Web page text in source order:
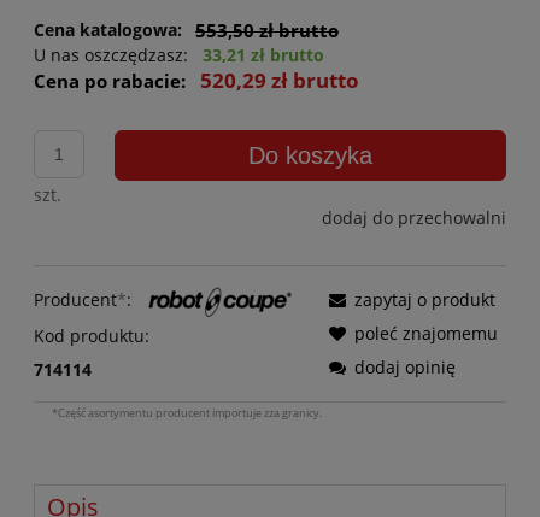
Cena katalogowa: 553,50 zł brutto
U nas oszczędzasz: 33,21 zł brutto
Cena po rabacie: 520,29 zł brutto
szt.
Do koszyka
dodaj do przechowalni
Producent*:
Kod produktu:
714114
zapytaj o produkt
poleć znajomemu
dodaj opinię
*Część asortymentu producent importuje zza granicy.
Opis